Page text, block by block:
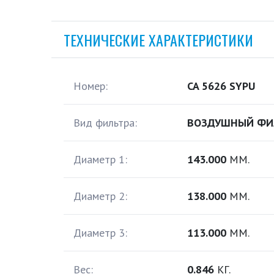
ТЕХНИЧЕСКИЕ ХАРАКТЕРИСТИКИ
Номер: CA 5626 SYPU
Вид фильтра: ВОЗДУШНЫЙ
Диаметр 1: 143.000 ММ.
Диаметр 2: 138.000 ММ.
Диаметр 3: 113.000 ММ.
Вес: 0.846 КГ.